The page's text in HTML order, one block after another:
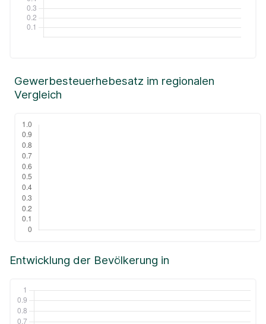
Entwicklung der Bevölkerung in
Gewerbesteuerhebesatz im regionalen
Vergleich